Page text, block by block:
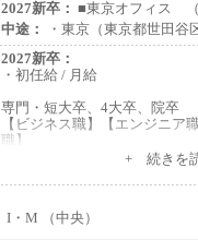
総合職 月給241,000円
中途：
①月給227,000円以上
②月給212,000円以上
③月給172,500円以上
④月給23万円～37万円
⑤月給20万円～25万円
⑥月給33万円～48万円
⑧～⑮月給200,000円〜月給
⑯月給185,000円以上
⑱月給212,000円以上
⑲東京：月給202,000 円以上
2027新卒： ■東京オフィス
中途：
・東京（東京都世田谷
2027新卒：
・初任給 / 月給
専門・短大卒、4大卒、院卒
【ビジネス職】【エンジニア
職】
※試用期間中も給与に変更は
①月給：270,000円～320,000円
+ 続きを